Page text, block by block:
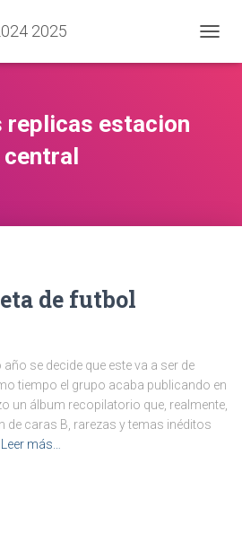
2025
MODO
replicas estacion
central
de futbol
se decide que este va a ser de
tiempo el grupo acaba publicando en
un álbum recopilatorio que, realmente,
de caras B, rarezas y temas inéditos
Leer más…